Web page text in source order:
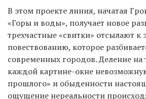
В этом проекте линия, начатая
«Горы и воды», получает новое
трехчастные «свитки» отсылают к
повествованию, которое
современных городов. Деление на
каждой картине-окне
прошлого» и обыденности
ощущение нереальности